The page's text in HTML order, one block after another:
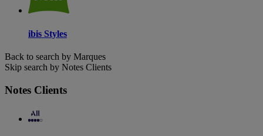
ibis Styles
Back to search by Marques
Skip search by Notes Clients
Notes Clients